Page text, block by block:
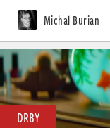
Michal Burian
DRBY